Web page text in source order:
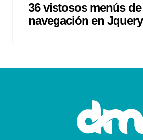
36 vistosos menús de
navegación en Jquery